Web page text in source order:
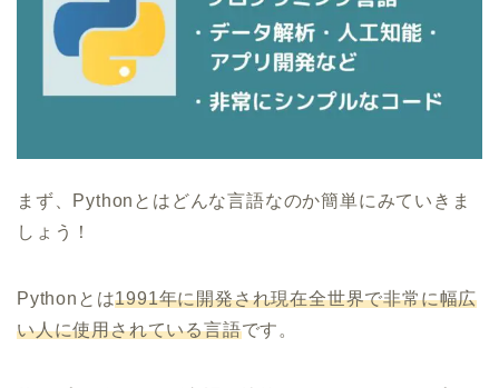
まず、Pythonとはどんな言語なのか簡単にみていきま
しょう！
Pythonとは1991年に開発され現在全世界で非常に幅広
い人に使用されている言語です。